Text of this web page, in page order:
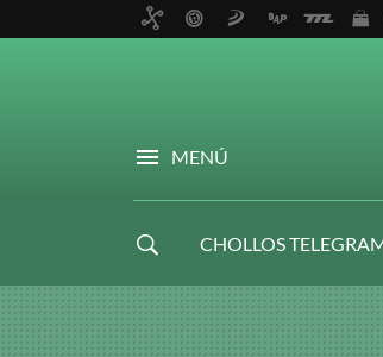
MENÚ
CHOLLOS